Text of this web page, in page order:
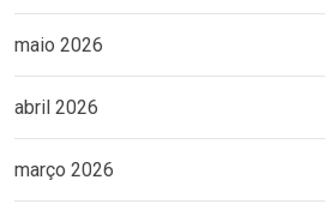
maio 2026
abril 2026
março 2026